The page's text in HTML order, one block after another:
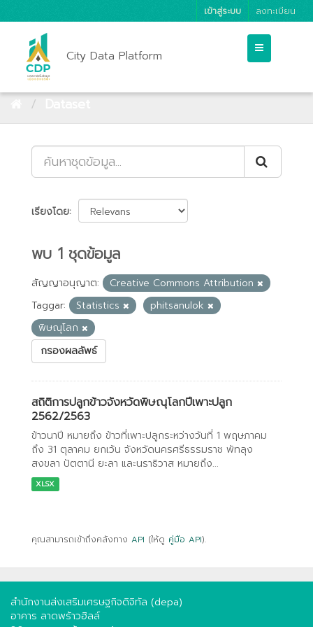
เข้าสู่ระบบ ลงทะเบียน
City Data Platform
เรียงโดย
พบ 1 ชุดข้อมูล
สัญญาอนุญาต:
Creative Commons Attribution
Taggar:
Statistics
phitsanulok
พิษณุโลก
กรองผลลัพธ์
สถิติการปลูกข้าวจังหวัดพิษณุโลกปีเพาะปลูก
2562/2563
ข้าวนาปี หมายถึง ข้าวที่เพาะปลูกระหว่างวันที่ 1 พฤษภาคม
ถึง 31 ตุลาคม ยกเว้น จังหวัดนครศรีธรรมราช พัทลุง
สงขลา ปัตตานี ยะลา และนราธิวาส หมายถึง...
XLSX
คุณสามารถเข้าถึงคลังทาง API (ให้ดู คู่มือ API).
สำนักงานส่งเสริมเศรษฐกิจดิจิทัล (depa)
อาคาร ลาดพร้าวฮิลล์